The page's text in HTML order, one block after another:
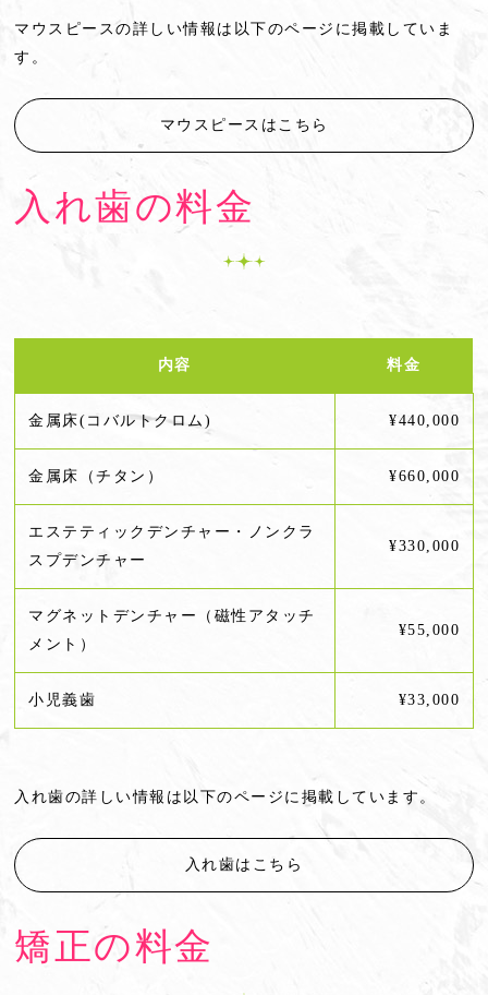
マウスピースの詳しい情報は以下のページに掲載していま
す。
マウスピースはこちら
入れ歯の料金
内容 料金
金属床(コバルトクロム) ¥440,000
金属床（チタン） ¥660,000
エステティックデンチャー・ノンクラ
スプデンチャー
¥330,000
マグネットデンチャー（磁性アタッチ
メント）
¥55,000
小児義歯 ¥33,000
入れ歯の詳しい情報は以下のページに掲載しています。
入れ歯はこちら
矯正の料金